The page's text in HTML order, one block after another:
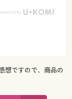
想ですので、商品の